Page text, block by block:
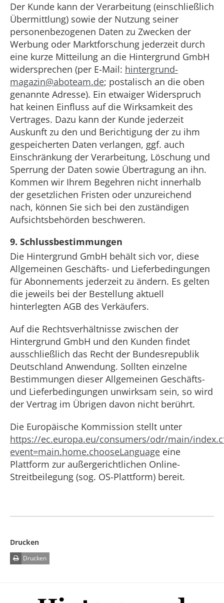
Der Kunde kann der Verarbeitung (einschließlich
Übermittlung) sowie der Nutzung seiner
personenbezogenen Daten zu Zwecken der
Werbung oder Marktforschung jederzeit durch
eine kurze Mitteilung an die Hintergrund GmbH
widersprechen (per E-Mail: hintergrund-
magazin@aboteam.de; postalisch an die oben
genannte Adresse). Ein etwaiger Widerspruch
hat keinen Einfluss auf die Wirksamkeit des
Vertrages. Dazu kann der Kunde jederzeit
Auskunft zu den und Berichtigung der zu ihm
gespeicherten Daten verlangen, ggf. auch
Einschränkung der Verarbeitung, Löschung und
Sperrung der Daten sowie Übertragung an ihn.
Kommen wir Ihrem Begehren nicht innerhalb
der gesetzlichen Fristen oder unzureichend
nach, können Sie sich bei den zuständigen
Aufsichtsbehörden beschweren.
9. Schlussbestimmungen
Die Hintergrund GmbH behält sich vor, diese
Allgemeinen Geschäfts- und Lieferbedingungen
für Abonnements jederzeit zu ändern. Es gelten
die jeweils bei der Bestellung aktuell
hinterlegten AGB des Verkäufers.
Auf die Rechtsverhältnisse zwischen der
Hintergrund GmbH und den Kunden findet
ausschließlich das Recht der Bundesrepublik
Deutschland Anwendung. Sollten einzelne
Bestimmungen dieser Allgemeinen Geschäfts-
und Lieferbedingungen unwirksam sein, so wird
der Vertrag im Übrigen davon nicht berührt.
Die Europäische Kommission stellt unter
https://ec.europa.eu/consumers/odr/main/
event=main.home.chooseLanguage eine
Plattform zur außergerichtlichen Online-
Streitbeilegung (sog. OS-Plattform) bereit.
Drucken
Drucken